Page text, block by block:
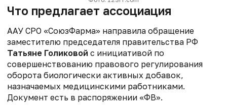
Что предлагает ассоциация
ААУ СРО «СоюзФарма» направила обращение
заместителю председателя правительства РФ
Татьяне Голиковой с инициативой по
совершенствованию правового регулирования
оборота биологически активных добавок,
назначаемых медицинскими работниками.
Документ есть в распоряжении «ФВ».